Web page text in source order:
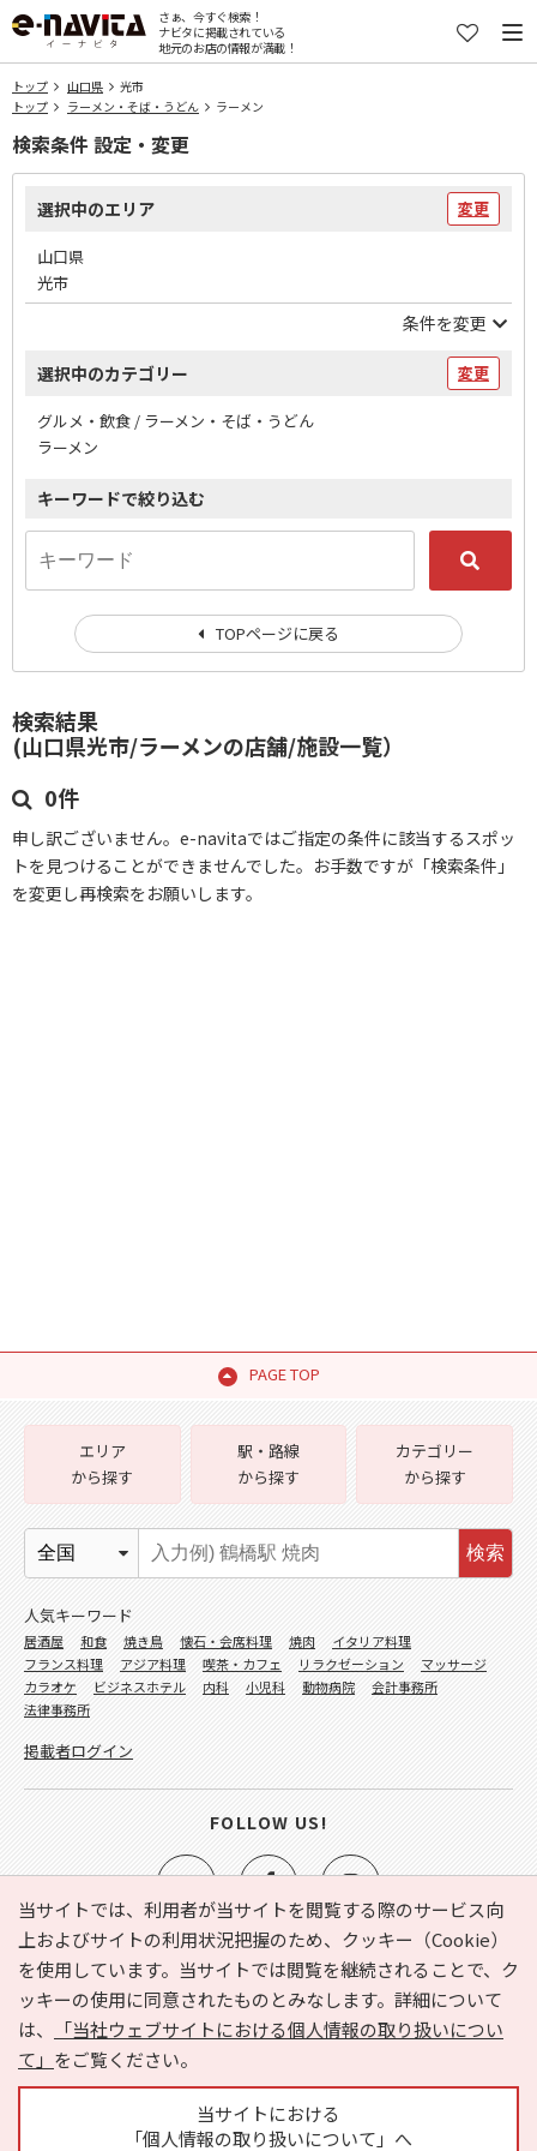
さぁ、今すぐ検索！
ナビタに掲載されている
地元のお店の情報が満載！
トップ 山口県
光市
トップ
ラーメン・そば・うどん ラーメン
検索結果
(山口県光市/ラーメンの店舗/施設一覧）
0件
申し訳ございません。e-navitaではご指定の条件に該当するスポッ
トを見つけることができませんでした。お手数ですが「検索条件」
を変更し再検索をお願いします。
検索条件 設定・変更
選択中のエリア 変更
山口県
光市
条件を変更
選択中のカテゴリー 変更
グルメ・飲食 / ラーメン・そば・うどん
ラーメン
キーワードで絞り込む
TOPページに戻る
PAGE TOP
当サイトでは、利用者が当サイトを閲覧する際のサービス向
上およびサイトの利用状況把握のため、クッキー（Cookie）
を使用しています。当サイトでは閲覧を継続されることで、ク
ッキーの使用に同意されたものとみなします。詳細について
は、
「当社ウェブサイトにおける個人情報の取り扱いについ
て」 をご覧ください。
当サイトにおける
「個人情報の取り扱いについて」へ
e-NAVITA（イーナビタ）とは？ お気に入り
ヘルプ
利用規約
個人情報の取り扱いについて
運営会社
サイトマップ
広告掲載に関するお問い合わせ
エリア
から探す
駅・路線
から探す
カテゴリー
から探す
検索
人気キーワード
居酒屋 和食 焼き鳥 懐石・会席料理 焼肉
イタリア料理
フランス料理
アジア料理 喫茶・カフェ リラクゼーション
マッサージ
カラオケ
ビジネスホテル 内科 小児科 動物病院
会計事務所
法律事務所
掲載者ログイン
FOLLOW US!